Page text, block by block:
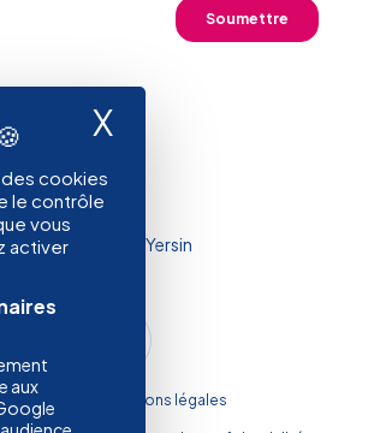
cookies
le contrôle
vous
activer
aux
X
80 Rue du Dr. Yersin
Mentions légales